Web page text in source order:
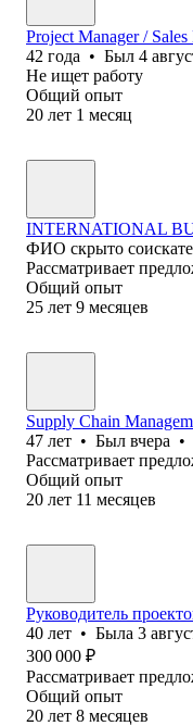
Project Manager /
42 года • Был 4
Не ищет работу
Общий опыт
20 лет 1 месяц
INTERNATIONAL
ФИО скрыто
Рассматривает
Общий опыт
25 лет 9 месяцев
Supply Chain
47 лет • Был вчера •
Рассматривает
Общий опыт
20 лет 11 месяцев
Руководитель
40 лет • Была 3
300 000 ₽
Рассматривает
Общий опыт
20 лет 8 месяцев